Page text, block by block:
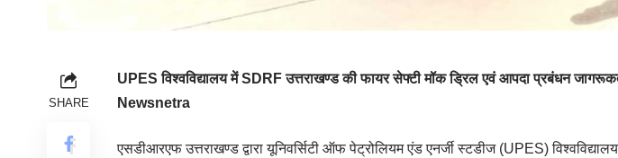
SHARE
UPES विश्वविद्यालय में SDRF उत्तराखण्ड की फायर सेफ्टी मॉक ड्रिल एवं आपदा प्रबंधन
Newsnetra
एसडीआरएफ उत्तराखण्ड द्वारा यूनिवर्सिटी ऑफ पेट्रोलियम एंड एनर्जी स्टडीज (UPES)